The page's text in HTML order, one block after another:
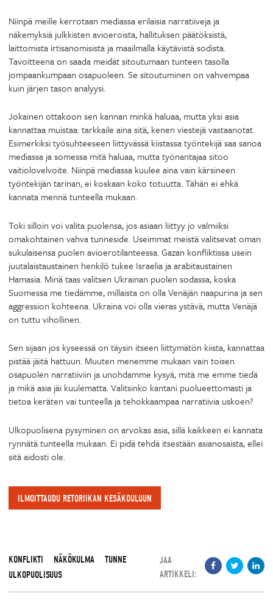
Niinpä meille kerrotaan mediassa erilaisia narratiiveja ja
näkemyksiä julkkisten avioeroista, hallituksen päätöksistä,
laittomista irtisanomisista ja maailmalla käytävistä sodista.
Tavoitteena on saada meidät sitoutumaan tunteen tasolla
jompaankumpaan osapuoleen. Se sitoutuminen on vahvempaa
kuin järjen tason analyysi.
Jokainen ottakoon sen kannan minkä haluaa, mutta yksi asia
kannattaa muistaa: tarkkaile aina sitä, kenen viestejä vastaanotat.
Esimerkiksi työsuhteeseen liittyvässä kiistassa työntekijä saa sanoa
mediassa ja somessa mitä haluaa, mutta työnantajaa sitoo
vaitiolovelvoite. Niinpä mediassa kuulee aina vain kärsineen
työntekijän tarinan, ei koskaan koko totuutta. Tähän ei ehkä
kannata mennä tunteella mukaan.
Toki silloin voi valita puolensa, jos asiaan liittyy jo valmiiksi
omakohtainen vahva tunneside. Useimmat meistä valitsevat oman
sukulaisensa puolen avioerotilanteessa. Gazan konfliktissa usein
juutalaistaustainen henkilö tukee Israelia ja arabitaustainen
Hamasia. Minä taas valitsen Ukrainan puolen sodassa, koska
Suomessa me tiedämme, millaista on olla Venäjän naapurina ja sen
aggression kohteena. Ukraina voi olla vieras ystävä, mutta Venäjä
on tuttu vihollinen.
Sen sijaan jos kyseessä on täysin itseen liittymätön kiista, kannattaa
pistää jäitä hattuun. Muuten menemme mukaan vain toisen
osapuolen narratiiviin ja unohdamme kysyä, mitä me emme tiedä
ja mikä asia jäi kuulematta. Valitsinko kantani puolueettomasti ja
tietoa keräten vai tunteella ja tehokkaampaa narratiivia uskoen?
Ulkopuolisena pysyminen on arvokas asia, sillä kaikkeen ei kannata
rynnätä tunteella mukaan. Ei pidä tehdä itsestään asianosaista, ellei
sitä aidosti ole.
ILMOITTAUDU RETORIIKAN KESÄKOULUUN
KONFLIKTI NÄKÖKULMA
TUNNE
ULKOPUOLISUUS
JAA
ARTIKKELI: